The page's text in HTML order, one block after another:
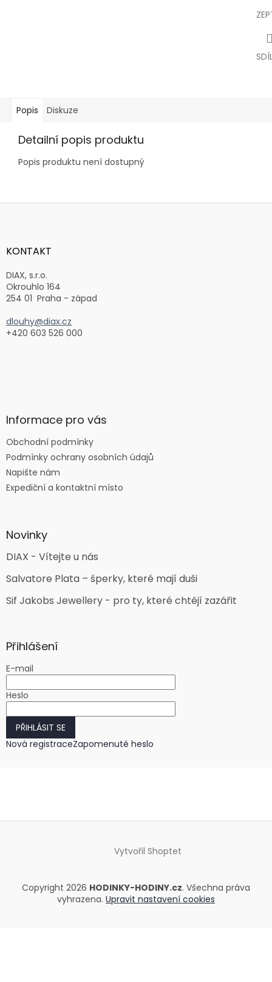
Popis Diskuze
Detailní popis produktu
Popis produktu není dostupný
Z
aKONTAKT
DIAX, s.r.o.
Okrouhlo 164
254 01 Praha - západ
dlouhy@diax.cz
+420 603 526 000
Informace pro vás
Obchodní podmínky
Podmínky ochrany osobních údajů
Napište nám
Expediční a kontaktní místo
Novinky
DIAX - Vítejte u nás
Salvatore Plata – šperky, které mají duši
Sif Jakobs Jewellery - pro ty, které chtějí zazářit
Přihlášení
E-mail
Heslo
PŘIHLÁSIT SE
Nová registraceZapomenuté heslo
Vytvořil Shoptet
Copyright 2026 HODINKY-HODINY.cz. Všechna práva
vyhrazena. Upravit nastavení cookies